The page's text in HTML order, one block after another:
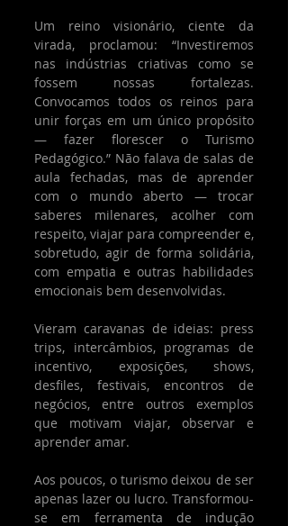
Um reino visionário, ciente da
virada, proclamou: “Investiremos
nas indústrias criativas como se
fossem nossas fortalezas.
Convocamos todos os reinos para
unir forças em um único propósito
— fazer florescer o Turismo
Pedagógico.” Não falava de salas de
aula fechadas, mas de aprender
com o mundo aberto — trocar
saberes milenares, acolher com
respeito, viajar para compreender e,
sobretudo, agir de forma solidária,
com empatia e outras habilidades
emocionais bem desenvolvidas.
Vieram caravanas de ideias: press
trips, intercâmbios, programas de
incentivo, exposições, shows,
desfiles, festivais, encontros de
negócios, entre outros exemplos
que motivam viajar, observar e
aprender amar.
Aos poucos, o turismo deixou de ser
apenas lazer ou lucro. Transformou-
se em ferramenta de indução